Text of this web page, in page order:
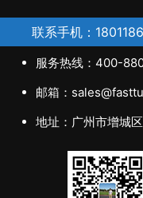
联系手机：
服务热线：400-
邮箱：
地址：广州市增城